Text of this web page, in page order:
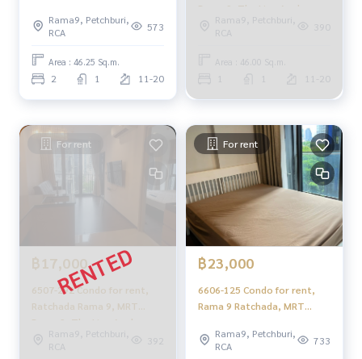
นอนRama9, Petchburi,
RCA
573
Area : 46.25 Sq.m.
2 1 11-20
Rama 9, The Line Asoke -
Ratchada, 2 bedrooms.
Rama9, Petchburi,
RCA
390
Area : 46.00 Sq.m.
11-20
For rent
฿17,000
6507-292 Condo for rent,
Ratchada Rama 9, MRT
Rama 9, The Line Asoke -
Ratchada, 1 bedroom.
Rama9, Petchburi,
RCA
392
For rent
฿23,000
6606-125 Condo for rent,
Rama 9 Ratchada, MRT
Ratchada, 1 bedroom.
Rama9, Petchburi,
RCA
733